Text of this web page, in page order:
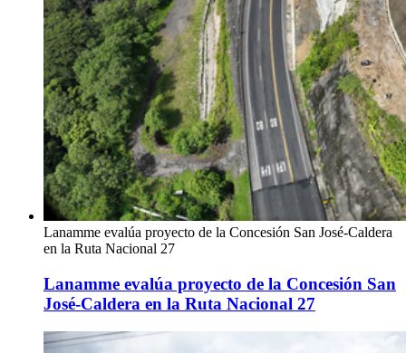
Lanamme evalúa proyecto de la Concesión San José-Caldera
en la Ruta Nacional 27
Lanamme evalúa proyecto de la Concesión San
José-Caldera en la Ruta Nacional 27